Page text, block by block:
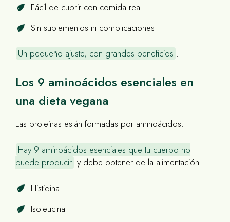
Fácil de cubrir con comida real
Sin suplementos ni complicaciones
Un pequeño ajuste, con grandes beneficios .
Los 9 aminoácidos esenciales en
una dieta vegana
Las proteínas están formadas por aminoácidos.
Hay 9 aminoácidos esenciales que tu cuerpo no
puede producir y debe obtener de la alimentación:
Histidina
Isoleucina